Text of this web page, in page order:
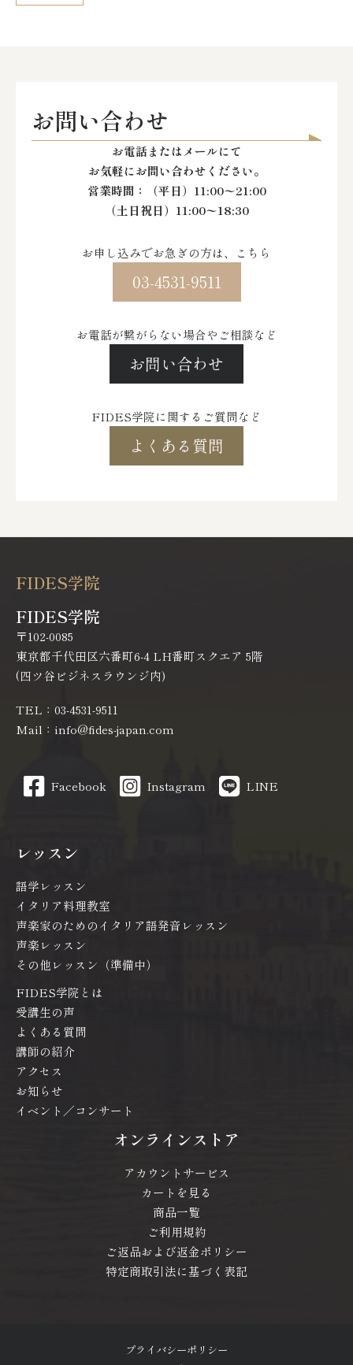
お問い合わせ
お電話またはメールにて
お気軽にお問い合わせください。
営業時間：
（平日）11:00〜21:00
（土日祝日）11:00〜18:30
お申し込みでお急ぎの方は、こちら
03-4531-9511
お電話が繋がらない場合やご相談など
お問い合わせ
FIDES学院に関するご質問など
よくある質問
FIDES学院
FIDES学院
〒102-0085
東京都千代田区六番町6-4 LH番町スクエア 5階
(四ツ谷ビジネスラウンジ内)
TEL：03-4531-9511
Mail：info@fides-japan.com
Facebook Instagram LINE
レッスン
語学レッスン
イタリア料理教室
声楽家のためのイタリア語発音レッスン
声楽レッスン
その他レッスン（準備中）
FIDES学院とは
受講生の声
よくある質問
講師の紹介
アクセス
お知らせ
イベント／コンサート
オンラインストア
アカウントサービス
カートを見る
商品一覧
ご利用規約
ご返品および返金ポリシー
特定商取引法に基づく表記
プライバシーポリシー